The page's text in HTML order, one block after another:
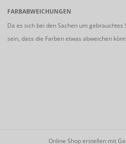
FARBABWEICHUNGEN
Da es sich bei den Sachen um gebrauchtes
sein, dass die Farben etwas abweichen
Online Shop erstellen mit